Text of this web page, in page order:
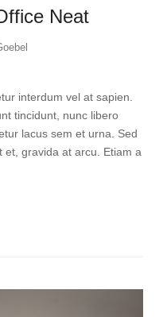
Neat
interdum vel at sapien.
tincidunt, nunc libero
lacus sem et urna. Sed
et, gravida at arcu. Etiam a